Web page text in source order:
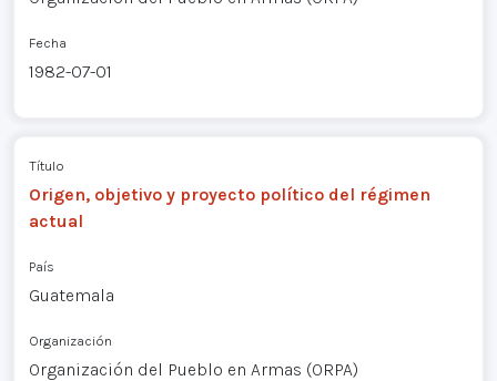
Fecha
1982-07-01
Título
Origen, objetivo y proyecto político del régimen
actual
País
Guatemala
Organización
Organización del Pueblo en Armas (ORPA)